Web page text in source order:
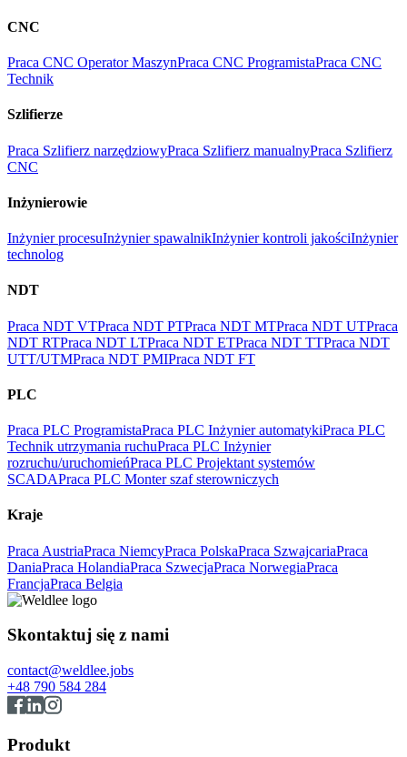
CNC
Praca CNC Operator MaszynPraca CNC ProgramistaPraca CNC
Technik
Szlifierze
Praca Szlifierz narzędziowyPraca Szlifierz manualnyPraca Szlifierz
CNC
Inżynierowie
Inżynier procesuInżynier spawalnikInżynier kontroli jakościInżynier
technolog
NDT
Praca NDT VTPraca NDT PTPraca NDT MTPraca NDT UTPraca
NDT RTPraca NDT LTPraca NDT ETPraca NDT TTPraca NDT
UTT/UTMPraca NDT PMIPraca NDT FT
PLC
Praca PLC ProgramistaPraca PLC Inżynier automatykiPraca PLC
Technik utrzymania ruchuPraca PLC Inżynier
rozruchu/uruchomieńPraca PLC Projektant systemów
SCADAPraca PLC Monter szaf sterowniczych
Kraje
Praca AustriaPraca NiemcyPraca PolskaPraca SzwajcariaPraca
DaniaPraca HolandiaPraca SzwecjaPraca NorwegiaPraca
FrancjaPraca Belgia
Skontaktuj się z nami
contact@weldlee.jobs
+48 790 584 284
Produkt